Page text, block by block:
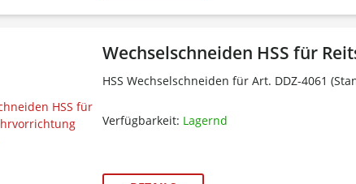
Wechselschneiden HSS für
HSS Wechselschneiden für Art. DDZ-4061
Verfügbarkeit: Lagernd